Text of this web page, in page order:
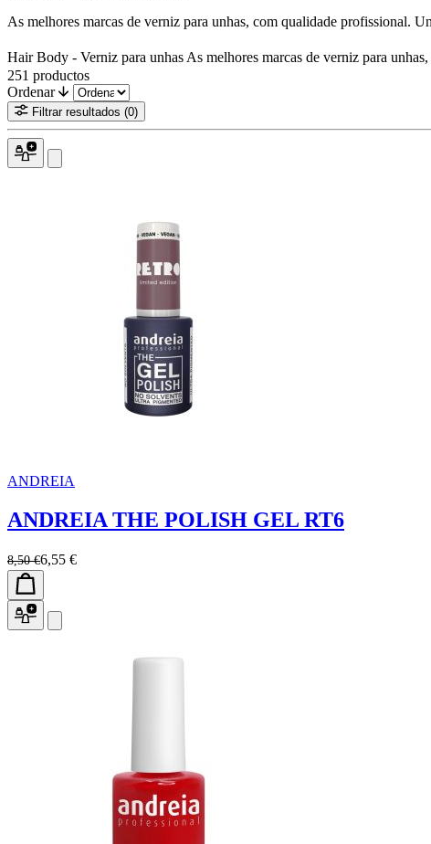
As melhores marcas de verniz para unhas, com qualidade profissional.
Hair Body - Verniz para unhas As melhores marcas de verniz para
251 productos
Ordenar
Filtrar resultados (0)
ANDREIA
ANDREIA THE POLISH GEL RT6
8,50 €6,55 €